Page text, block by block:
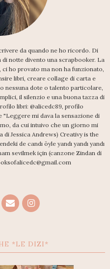
da quando ne ho ricordo. Di
notte divento una scrapbooker. La
ho provato ma non ha funzionato,
libri, creare collage di carta e
nessuna dote o talento particolare,
il silenzio e una buona tazza di
libri: @alicedc89, profilo
mi dava la sensazione di
da cui intuivo che un giorno mi
di Jessica Andrews) Creativy is the
de candı öyle yandı yandı yandı
sevilmek için (canzone Zindan di
*LE DIZI*